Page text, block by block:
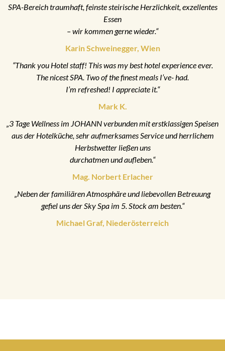
SPA-Bereich traumhaft, feinste steirische Herzlichkeit, exzellentes
Essen
– wir kommen gerne wieder.“
Karin Schweinegger, Wien
“Thank you Hotel staff! This was my best hotel experience ever.
The nicest SPA. Two of the finest meals I’ve- had.
I’m refreshed! I appreciate it.“
Mark K.
„3 Tage Wellness im JOHANN verbunden mit erstklassigen Speisen
aus der Hotelküche, sehr aufmerksames Service und herrlichem
Herbstwetter ließen uns
durchatmen und aufleben.“
Mag. Norbert Erlacher
„Neben der familiären Atmosphäre und liebevollen Betreuung
gefiel uns der Sky Spa im 5. Stock am besten.“
Michael Graf, Niederösterreich